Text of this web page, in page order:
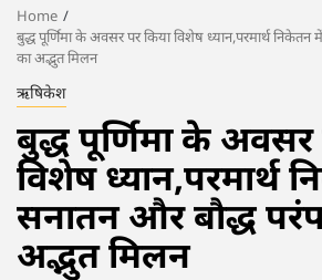
Home
बुद्ध पूर्णिमा के अवसर पर किया विशेष ध्यान,परमार्थ
का अद्भुत मिलन
ऋषिकेश
बुद्ध पूर्णिमा के अवसर
विशेष ध्यान,परमार्थ
सनातन और बौद्ध
अद्भुत मिलन